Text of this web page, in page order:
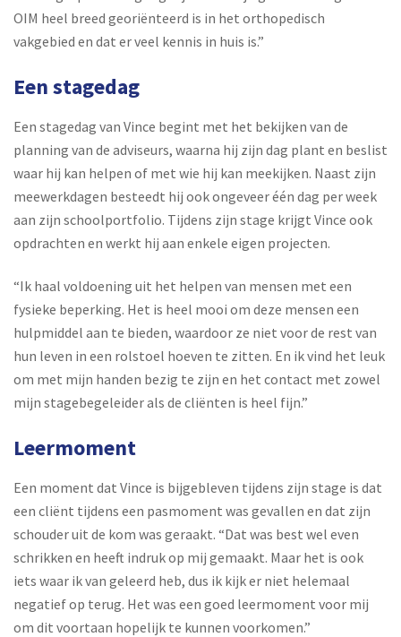
OIM heel breed georiënteerd is in het orthopedisch
vakgebied en dat er veel kennis in huis is.”
Een stagedag
Een stagedag van Vince begint met het bekijken van de
planning van de adviseurs, waarna hij zijn dag plant en beslist
waar hij kan helpen of met wie hij kan meekijken. Naast zijn
meewerkdagen besteedt hij ook ongeveer één dag per week
aan zijn schoolportfolio. Tijdens zijn stage krijgt Vince ook
opdrachten en werkt hij aan enkele eigen projecten.
“Ik haal voldoening uit het helpen van mensen met een
fysieke beperking. Het is heel mooi om deze mensen een
hulpmiddel aan te bieden, waardoor ze niet voor de rest van
hun leven in een rolstoel hoeven te zitten. En ik vind het leuk
om met mijn handen bezig te zijn en het contact met zowel
mijn stagebegeleider als de cliënten is heel fijn.”
Leermoment
Een moment dat Vince is bijgebleven tijdens zijn stage is dat
een cliënt tijdens een pasmoment was gevallen en dat zijn
schouder uit de kom was geraakt. “Dat was best wel even
schrikken en heeft indruk op mij gemaakt. Maar het is ook
iets waar ik van geleerd heb, dus ik kijk er niet helemaal
negatief op terug. Het was een goed leermoment voor mij
om dit voortaan hopelijk te kunnen voorkomen.”